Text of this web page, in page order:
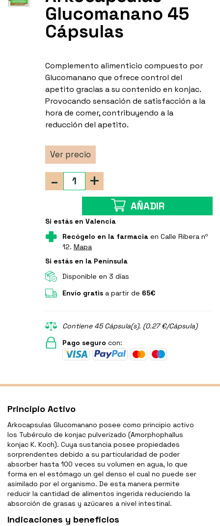
Glucomanano 45
Cápsulas
Complemento alimenticio compuesto por
Glucomanano que ofrece control del
apetito gracias a su contenido en konjac.
Provocando sensación de satisfacción a la
hora de comer, contribuyendo a la
reducción del apetito.
Ver precio
+
-
AÑADIR
Si estás en Valencia
Recógelo en la farmacia en Calle Ribera nº
12.Mapa
Si estás en la Península
Disponible en 3 días
Envío gratis a partir de 65€
Contiene 45 Cápsula(s). (0.27 €/Cápsula)
Pago seguro con:
Principio Activo
Arkocapsulas Glucomanano posee como principio activo
los Tubérculo de konjac pulverizado (Amorphophallus
konjac K. Koch). Cuya sustancia posee propiedades
sorprendentes debido a su particularidad de poder
absorber hasta 100 veces su volumen en agua, lo que
forma en el estómago un gel denso el cual no puede ser
asimilado por el organismo. De esta manera permite
reducir la cantidad de alimentos ingerida reduciendo la
absorción de grasas y azúcares a nivel intestinal.
Indicaciones y beneficios